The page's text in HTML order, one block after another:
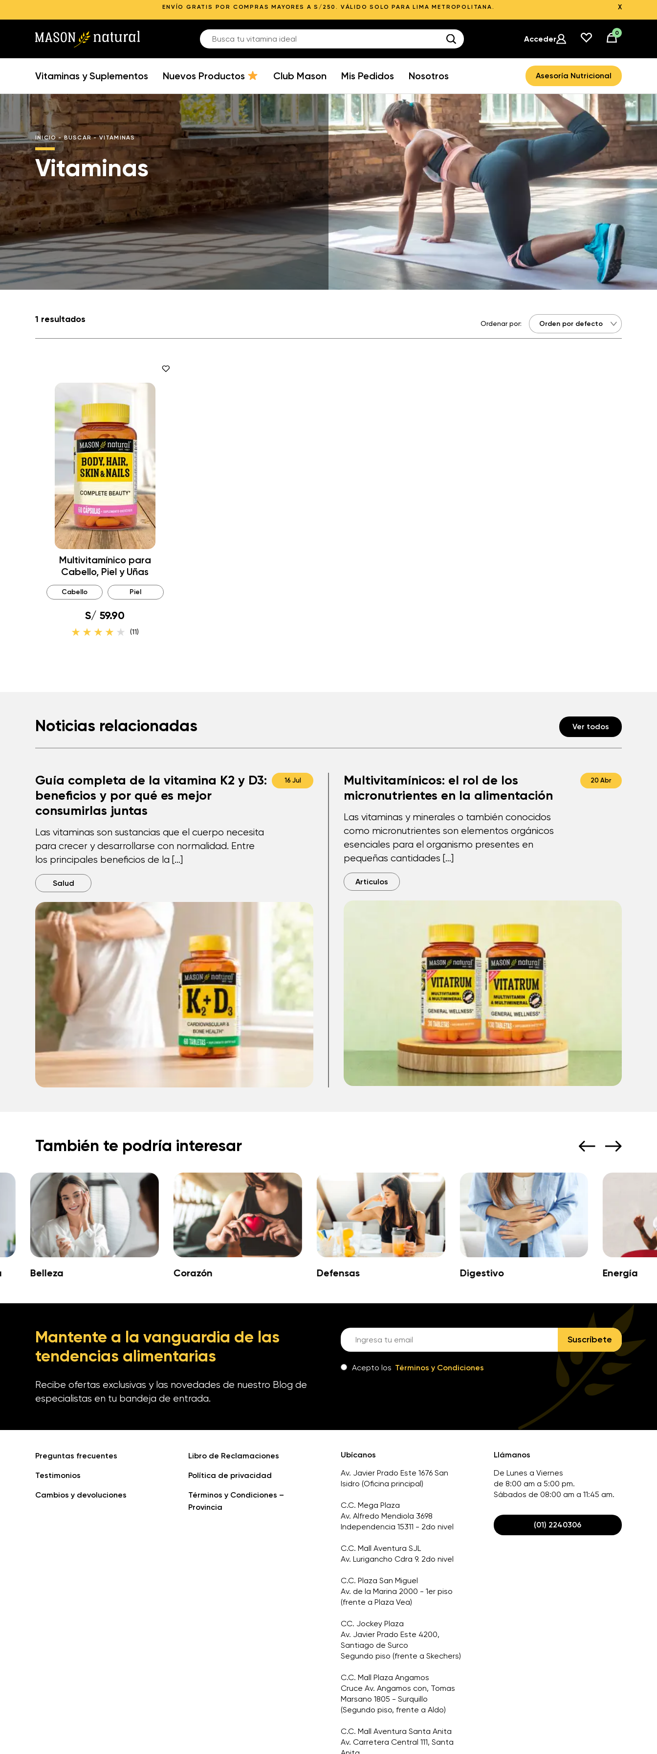
ENVÍO GRATIS POR COMPRAS MAYORES A S/250. VÁLIDO SOLO PARA LIMA METROPOLITANA. X
Acceder
0
Vitaminas y Suplementos Nuevos Productos Club Mason Mis Pedidos Nosotros Asesoría Nutricional
INICIO-BUSCAR-VITAMINAS
Vitaminas
1 resultados Ordenar por:
Multivitamínico para
Cabello, Piel y Uñas
Cabello Piel
S/ 59.90
(11)
Noticias relacionadas Ver todos
Guía completa de la vitamina K2 y D3:
beneficios y por qué es mejor
consumirlas juntas
Las vitaminas son sustancias que el cuerpo necesita
para crecer y desarrollarse con normalidad. Entre
los principales beneficios de la […]
16 Jul
Salud
Multivitamínicos: el rol de los
micronutrientes en la alimentación
Las vitaminas y minerales o también conocidos
como micronutrientes son elementos orgánicos
esenciales para el organismo presentes en
pequeñas cantidades […]
20 Abr
Articulos
También te podría interesar
Belleza Corazón Defensas Digestivo Energía
Mantente a la vanguardia de las
tendencias alimentarias
Recibe ofertas exclusivas y las novedades de nuestro Blog de
especialistas en tu bandeja de entrada.
Suscríbete
Acepto los Términos y Condiciones
Preguntas frecuentes
Testimonios
Cambios y devoluciones
Libro de Reclamaciones
Política de privacidad
Términos y Condiciones –
Provincia
Ubícanos
Av. Javier Prado Este 1676 San
Isidro (Oficina principal)
C.C. Mega Plaza
Av. Alfredo Mendiola 3698
Independencia 15311 - 2do nivel
C.C. Mall Aventura SJL
Av. Lurigancho Cdra 9. 2do nivel
C.C. Plaza San Miguel
Av. de la Marina 2000 - 1er piso
(frente a Plaza Vea)
CC. Jockey Plaza
Av. Javier Prado Este 4200,
Santiago de Surco
Segundo piso (frente a Skechers)
C.C. Mall Plaza Angamos
Cruce Av. Angamos con, Tomas
Marsano 1805 - Surquillo
(Segundo piso, frente a Aldo)
C.C. Mall Aventura Santa Anita
Av. Carretera Central 111, Santa
Llámanos
De Lunes a Viernes
de 8:00 am a 5:00 pm.
Sábados de 08:00 am a 11:45 am.
(01) 2240306